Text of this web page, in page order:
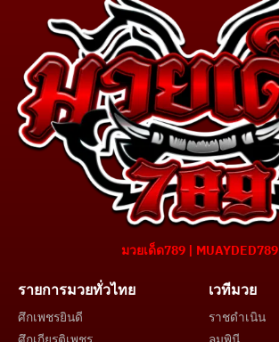
มวยเด็ด789 | MUAYDED789
รายการมวยทั่วไทย
ศึกเพชรยินดี
เวทีมวย
ราชดำเนิน